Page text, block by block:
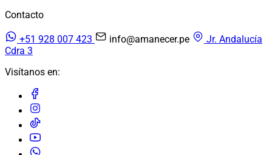
Contacto
+51 928 007 423 info@amanecer.pe
Jr. Andalucía
Cdra 3
Visítanos en: